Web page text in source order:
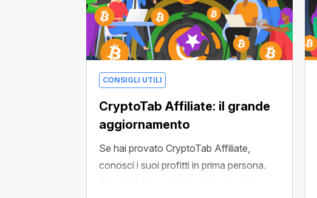
CONSIGLI UTILI
CryptoTab Affiliate: il grande
aggiornamento
Se hai provato CryptoTab Affiliate,
conosci i suoi profitti in prima persona.
Se non ti sei ancora iscritto, ora è il